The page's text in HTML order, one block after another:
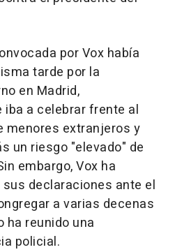
por Vox había
tarde por la
en Madrid,
a celebrar frente al
menores extranjeros y
un riesgo "elevado" de
embargo, Vox ha
declaraciones ante el
a varias decenas
ha reunido una
policial.